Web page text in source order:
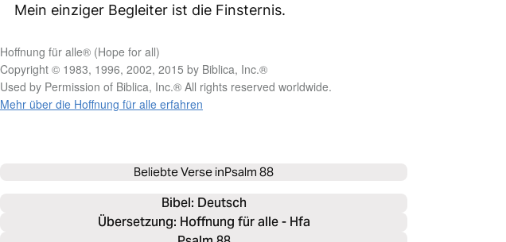
Mein einziger Begleiter ist die Finsternis.
Hoffnung für alle® (Hope for all)
Copyright © 1983, 1996, 2002, 2015 by Biblica, Inc.®
Used by Permission of Biblica, Inc.® All rights reserved worldwide.
Mehr über die Hoffnung für alle erfahren
Beliebte Verse inPsalm 88
Bibel: Deutsch
Übersetzung: Hoffnung für alle - Hfa